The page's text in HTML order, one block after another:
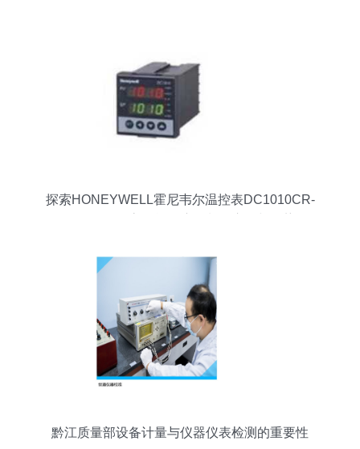
探索HONEYWELL霍尼韦尔温控表DC1010CR-
黔江质量部设备计量与仪器仪表检测的重要性